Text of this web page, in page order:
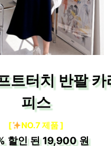
트터치 반팔 카
피스
[ NO.7 제품 ]
할인 된19,900 원